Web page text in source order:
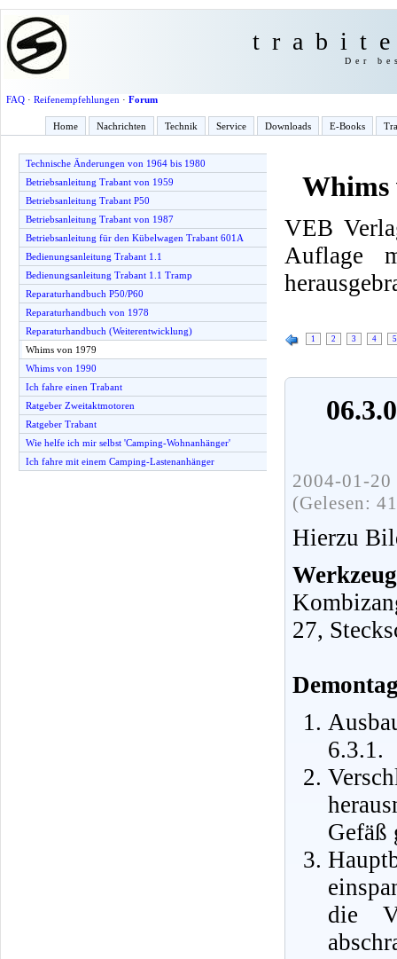
Der
FAQ· Reifenempfehlungen · Forum
Home Nachrichten Technik Service Downloads E-Books
Technische Änderungen von 1964 bis 1980
Betriebsanleitung Trabant von 1959
Betriebsanleitung Trabant P50
Betriebsanleitung Trabant von 1987
Betriebsanleitung für den Kübelwagen Trabant 601A
Bedienungsanleitung Trabant 1.1
Bedienungsanleitung Trabant 1.1 Tramp
Reparaturhandbuch P50/P60
Reparaturhandbuch von 1978
Reparaturhandbuch (Weiterentwicklung)
Whims von 1979
Whims von 1990
Ich fahre einen Trabant
Ratgeber Zweitaktmotoren
Ratgeber Trabant
Wie helfe ich mir selbst 'Camping-Wohnanhänger'
Ich fahre mit einem Camping-Lastenanhänger
Whims
VEB
Auflage
1 2 3 4 5
2004-01-
(Gelesen:
Hierzu
27,
6.3.1.
Gefäß
die